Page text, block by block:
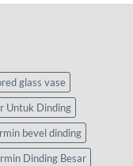
glass vase
Untuk Dinding
bevel dinding
Dinding Besar